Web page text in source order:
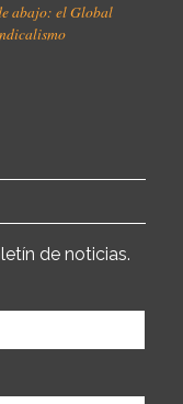
abajo: el Global
de noticias.